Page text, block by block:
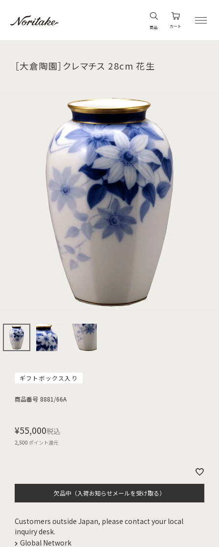
商品 カート
［大倉陶園］クレマチス 28cm 花生
ギフトボックス入り
商品番号 8881/66A
¥55,000税込
2,500ポイント還元
欠品中（入荷お知らせメールを受け取る）
Customers outside Japan, please contact your local
inquiry desk.
Global Network